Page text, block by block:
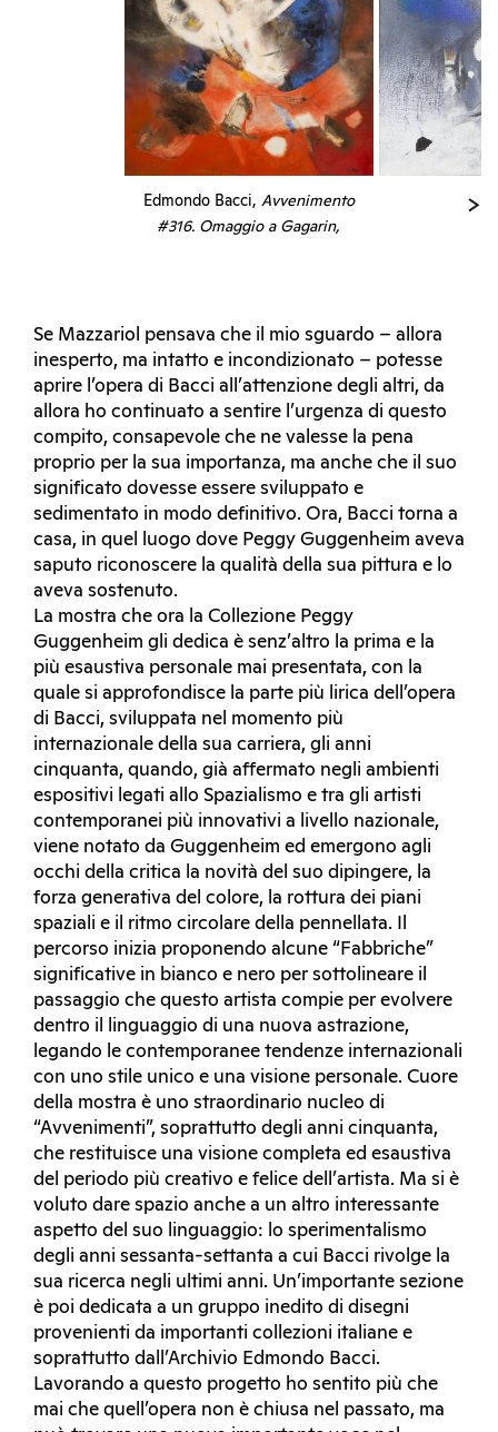
Edmondo Bacci, Avvenimento
#316. Omaggio a Gagarin,
Rosa
Se Mazzariol pensava che il mio sguardo – allora
inesperto, ma intatto e incondizionato – potesse
aprire l’opera di Bacci all’attenzione degli altri, da
allora ho continuato a sentire l’urgenza di questo
compito, consapevole che ne valesse la pena
proprio per la sua importanza, ma anche che il suo
significato dovesse essere sviluppato e
sedimentato in modo definitivo. Ora, Bacci torna a
casa, in quel luogo dove Peggy Guggenheim aveva
saputo riconoscere la qualità della sua pittura e lo
aveva sostenuto.
La mostra che ora la Collezione Peggy
Guggenheim gli dedica è senz’altro la prima e la
più esaustiva personale mai presentata, con la
quale si approfondisce la parte più lirica dell’opera
di Bacci, sviluppata nel momento più
internazionale della sua carriera, gli anni
cinquanta, quando, già affermato negli ambienti
espositivi legati allo Spazialismo e tra gli artisti
contemporanei più innovativi a livello nazionale,
viene notato da Guggenheim ed emergono agli
occhi della critica la novità del suo dipingere, la
forza generativa del colore, la rottura dei piani
spaziali e il ritmo circolare della pennellata. Il
percorso inizia proponendo alcune “Fabbriche”
significative in bianco e nero per sottolineare il
passaggio che questo artista compie per evolvere
dentro il linguaggio di una nuova astrazione,
legando le contemporanee tendenze internazionali
con uno stile unico e una visione personale. Cuore
della mostra è uno straordinario nucleo di
“Avvenimenti”, soprattutto degli anni cinquanta,
che restituisce una visione completa ed esaustiva
del periodo più creativo e felice dell’artista. Ma si è
voluto dare spazio anche a un altro interessante
aspetto del suo linguaggio: lo sperimentalismo
degli anni sessanta-settanta a cui Bacci rivolge la
sua ricerca negli ultimi anni. Un’importante sezione
è poi dedicata a un gruppo inedito di disegni
provenienti da importanti collezioni italiane e
soprattutto dall’Archivio Edmondo Bacci.
Lavorando a questo progetto ho sentito più che
mai che quell’opera non è chiusa nel passato, ma